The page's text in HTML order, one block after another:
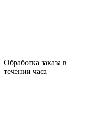
Обработка заказа в
течении часа